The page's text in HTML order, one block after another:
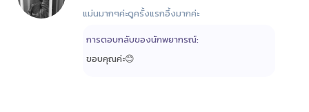
แม่นมากๆค่ะดูครั้งแรกอึ้งมากค่ะ
การตอบกลับของนักพยากรณ์:
ขอบคุณค่ะ😊